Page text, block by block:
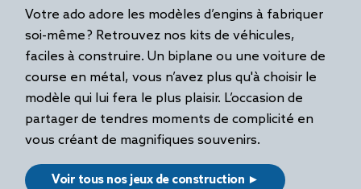
Votre ado adore les modèles d’engins à fabriquer
soi-même ? Retrouvez nos kits de véhicules,
faciles à construire. Un biplane ou une voiture de
course en métal, vous n’avez plus qu'à choisir le
modèle qui lui fera le plus plaisir. L’occasion de
partager de tendres moments de complicité en
vous créant de magnifiques souvenirs.
Voir tous nos jeux de construction ►